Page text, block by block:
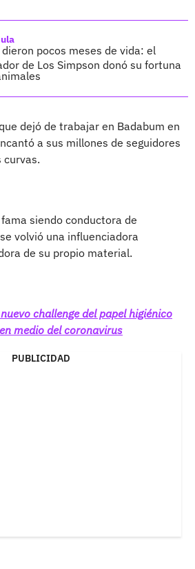
dieron pocos meses de vida: el
de Los Simpson donó su fortuna
dejó de trabajar en Badabum en
a sus millones de seguidores
curvas.
siendo conductora de
se volvió una influenciadora
de su propio material.
challenge del papel higiénico
medio del coronavirus
PUBLICIDAD